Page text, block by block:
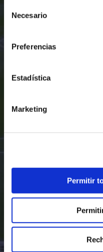
Necesario
Preferencias
Estadística
Marketing
Permitir